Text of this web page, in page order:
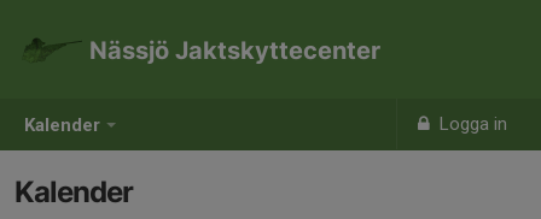
Kalender Logga in
Nässjö Jaktskyttecenter
Kalender